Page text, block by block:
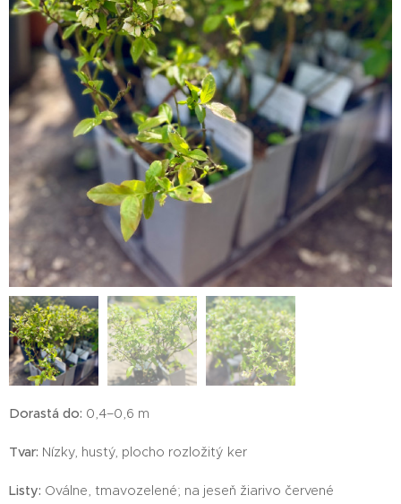
Dorastá do: 0,4–0,6 m
Tvar: Nízky, hustý, plocho rozložitý ker
Listy: Oválne, tmavozelené; na jeseň žiarivo červené